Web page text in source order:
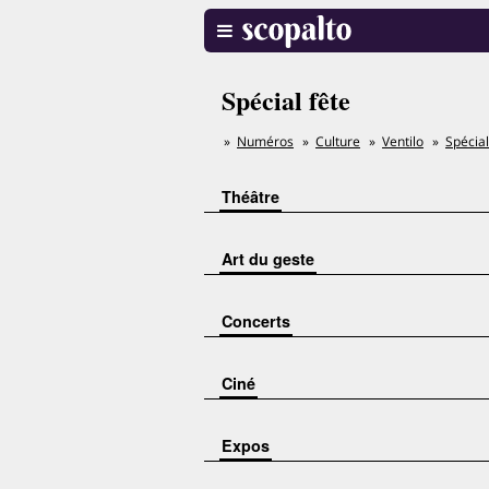
Spécial fête
Numéros Culture Ventilo
Théâtre
Art du geste
Concerts
Ciné
Expos